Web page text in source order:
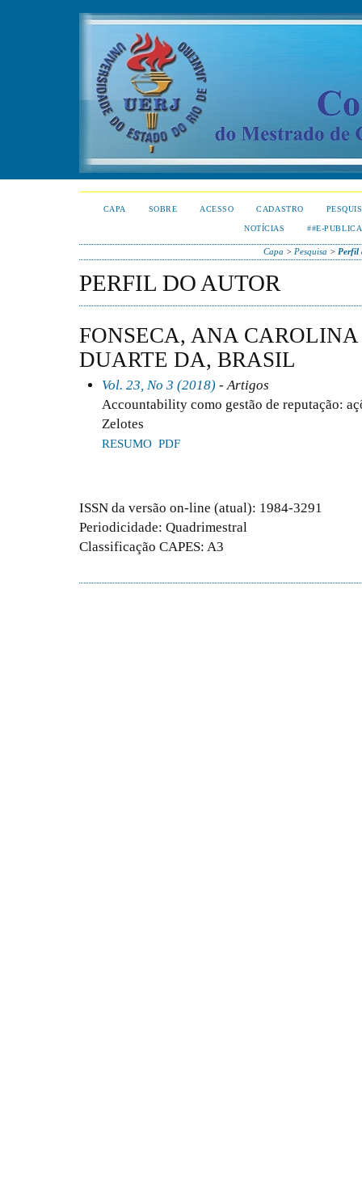
CAPA SOBRE ACESSO CADASTRO
NOTÍCIAS ##E-
Capa > Pesquisa > Perfil
PERFIL DO AUTOR
FONSECA, ANA
DUARTE DA, BRASIL
Vol. 23, No 3 (2018) - Artigos
Accountability como gestão de reputação:
Zelotes
RESUMO PDF
ISSN da versão on-line (atual): 1984-3291
Periodicidade: Quadrimestral
Classificação CAPES: A3